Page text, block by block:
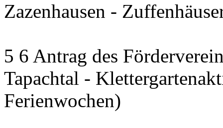
Zazenhausen -
5 6 Antrag des
Tapachtal -
Ferienwochen)